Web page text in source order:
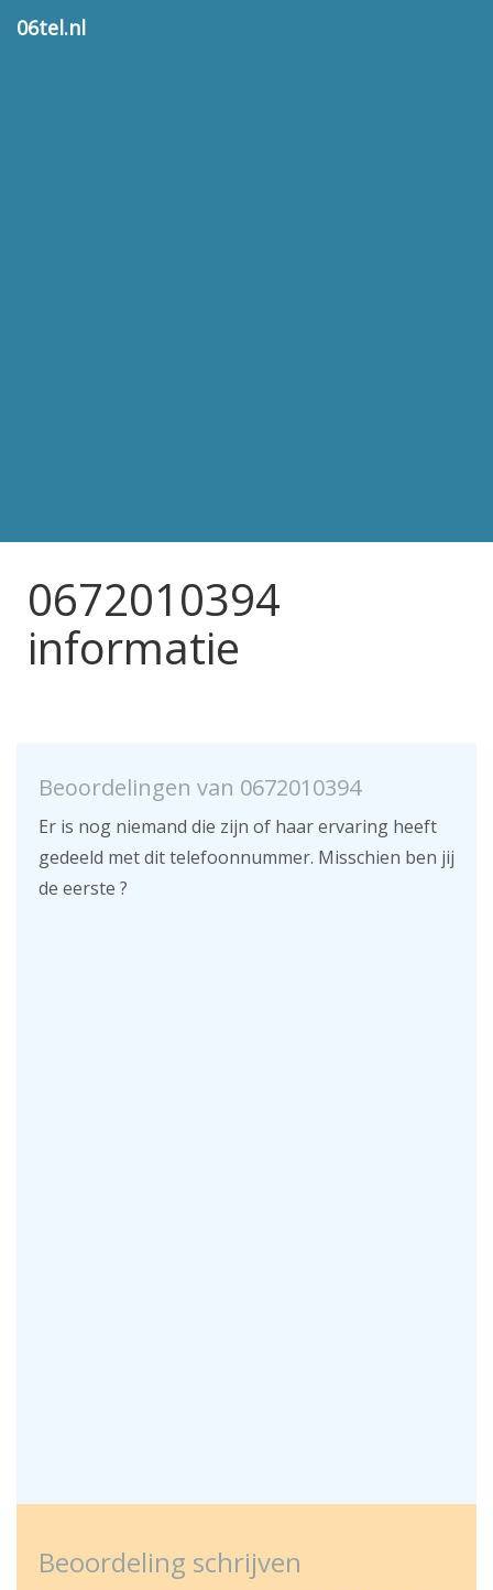
06tel.nl
0672010394
informatie
Beoordelingen van 0672010394
Er is nog niemand die zijn of haar ervaring heeft
gedeeld met dit telefoonnummer. Misschien ben jij
de eerste ?
Beoordeling schrijven